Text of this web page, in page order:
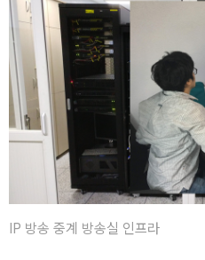
IP 방송 중계 방송실 인프라